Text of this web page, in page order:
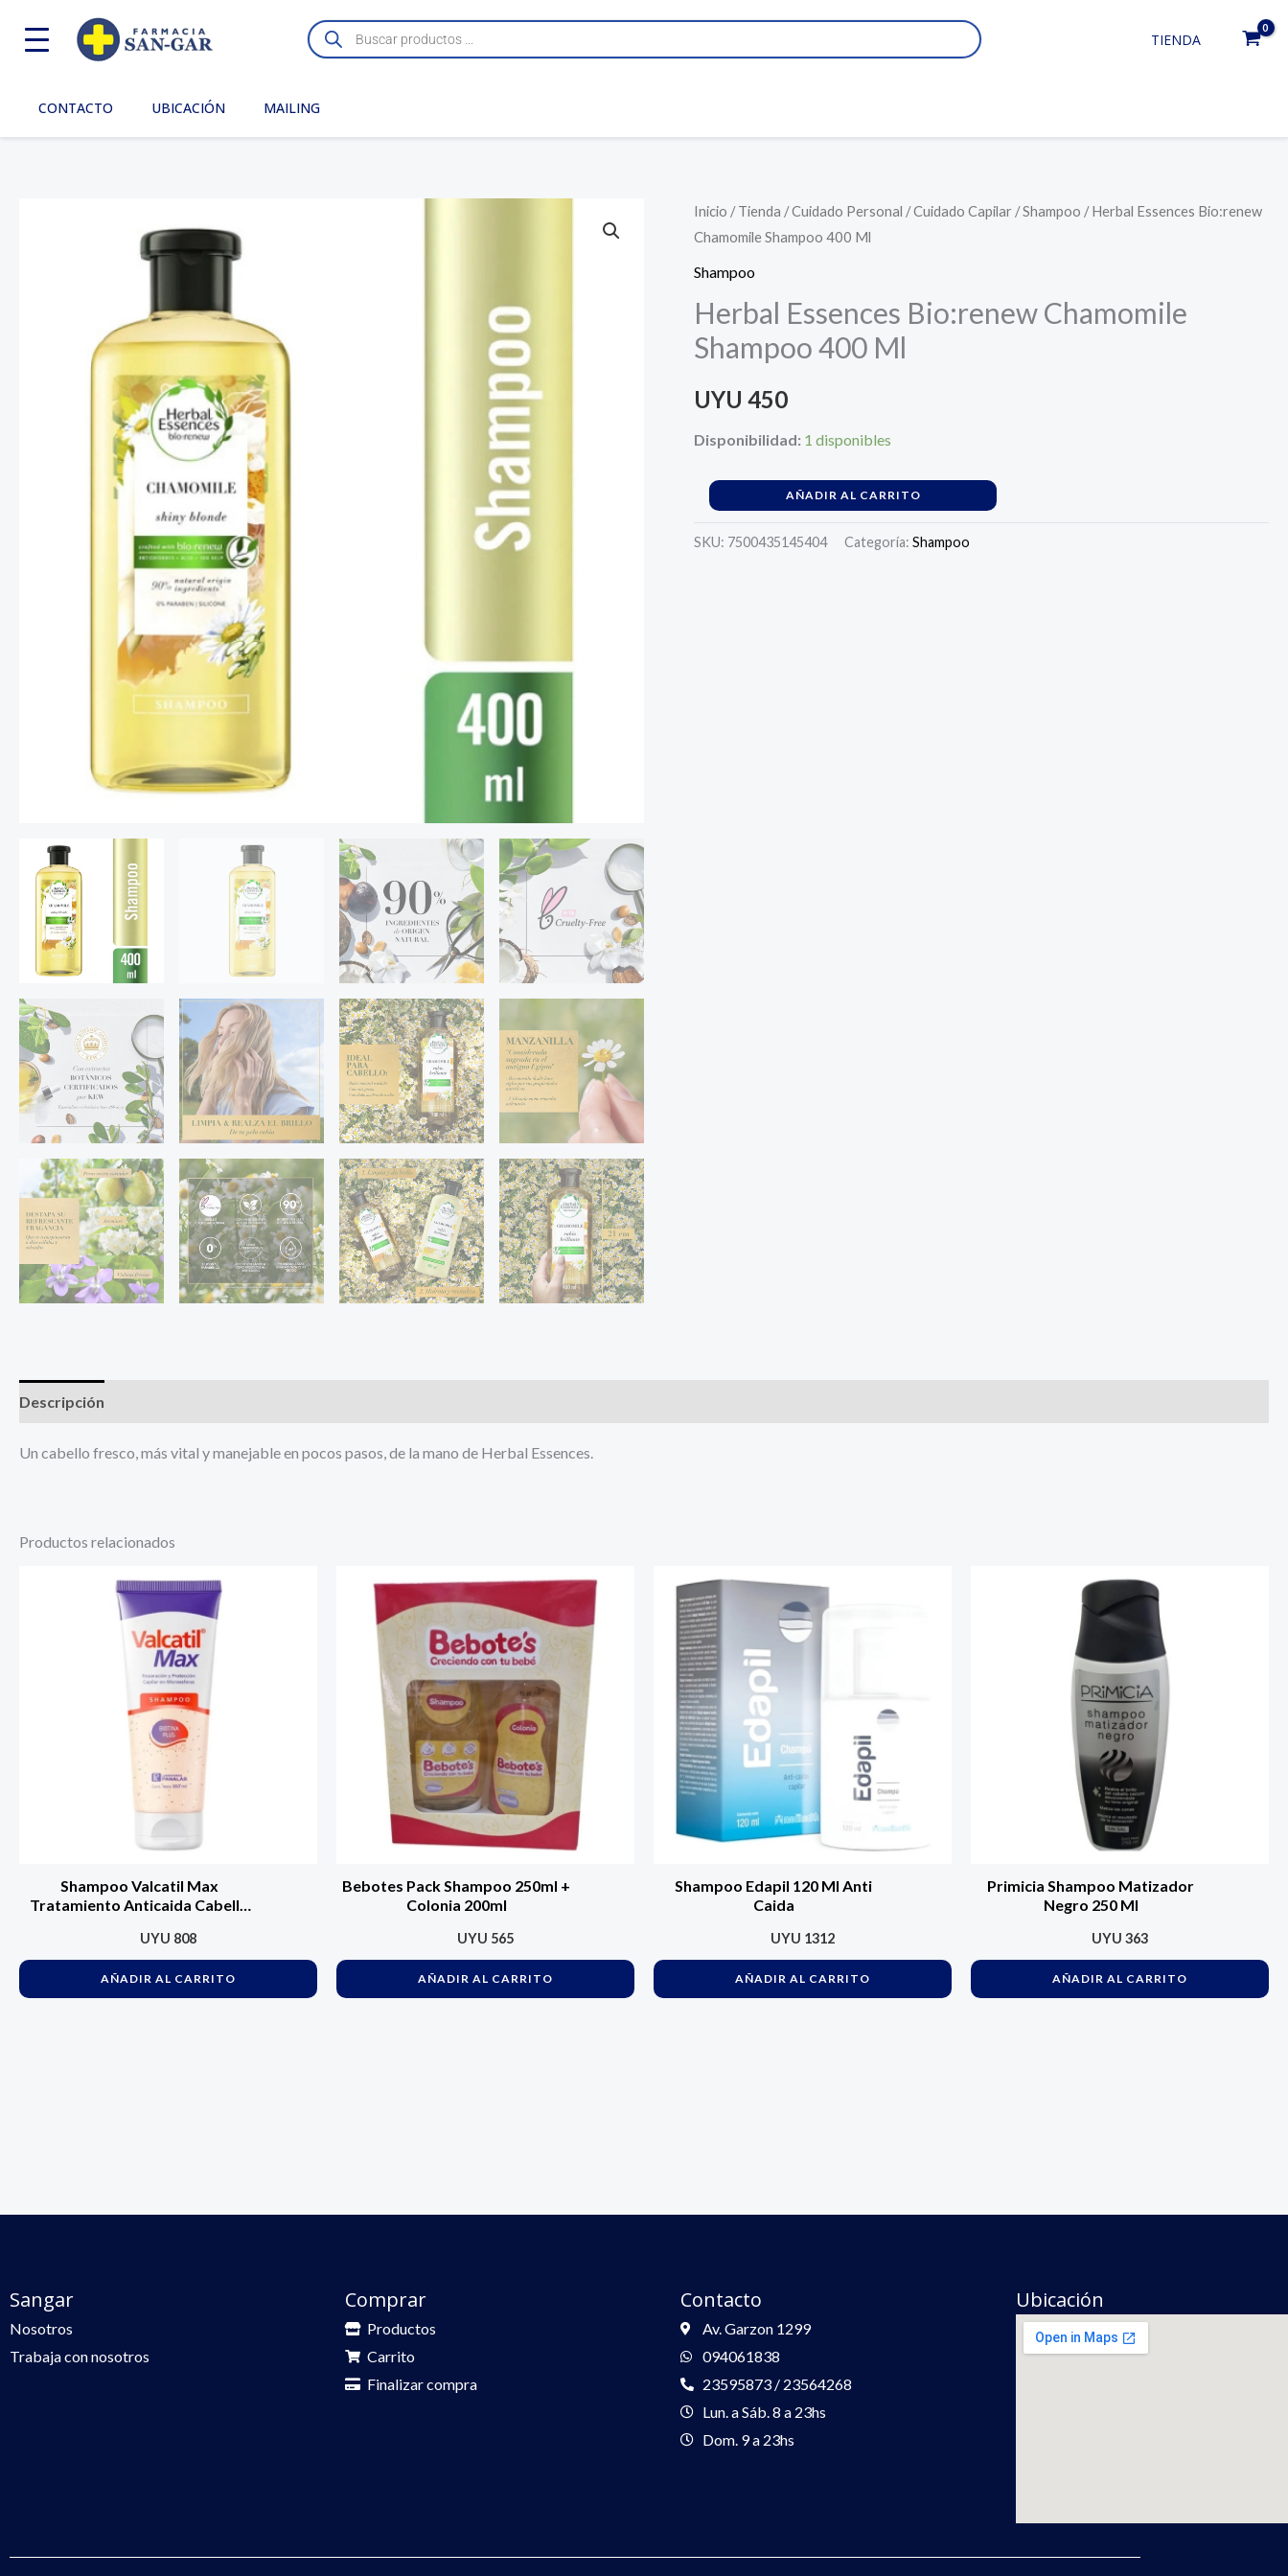
Búsqueda
de
productos
TIENDA
CONTACTO UBICACIÓN MAILING
Inicio /Tienda /Cuidado Personal /Cuidado Capilar /Shampoo / Herbal Essences Bio:renew
Chamomile Shampoo 400 Ml
Shampoo
Herbal Essences Bio:renew Chamomile
Shampoo 400 Ml
UYU 450
Disponibilidad: 1 disponibles
Herbal
Essences
Bio:renew
Shampoo
400
cantidad
AÑADIR AL CARRITO
SKU: 7500435145404 Categoría:Shampoo
Descripción
Un cabello fresco, más vital y manejable en pocos pasos, de la mano de Herbal Essences.
Productos relacionados
Shampoo Valcatil Max
Tratamiento Anticaida Cabello
UYU 808
AÑADIR AL CARRITO
Bebotes Pack Shampoo 250ml +
Colonia 200ml
UYU 565
AÑADIR AL CARRITO
Shampoo Edapil 120 Ml Anti
Caida
UYU 1312
AÑADIR AL CARRITO
Primicia Shampoo Matizador
Negro 250 Ml
UYU 363
AÑADIR AL CARRITO
Sangar
Nosotros
Trabaja con nosotros
Comprar
Productos
Carrito
Finalizar compra
Contacto
Av. Garzon 1299
094061838
23595873 / 23564268
Lun. a Sáb. 8 a 23hs
Dom. 9 a 23hs
Ubicación